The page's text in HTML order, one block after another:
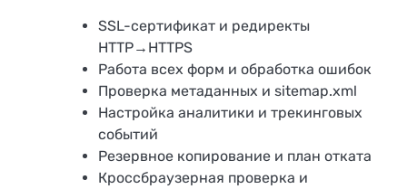
SSL-сертификат и редиректы
HTTP→HTTPS
Работа всех форм и обработка ошибок
Проверка метаданных и sitemap.xml
Настройка аналитики и трекинговых
событий
Резервное копирование и план отката
Кроссбраузерная проверка и